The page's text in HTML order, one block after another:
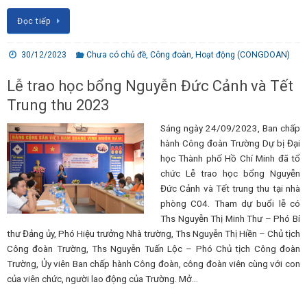
Đọc tiếp
30/12/2023 Chưa có chủ đề ,Công đoàn ,Hoạt động (CONGDOAN)
Lễ trao học bổng Nguyễn Đức Cảnh và Tết
Trung thu 2023
Sáng ngày 24/09/2023, Ban chấp
hành Công đoàn Trường Dự bị Đại
học Thành phố Hồ Chí Minh đã tổ
chức Lễ trao học bổng Nguyễn
Đức Cảnh và Tết trung thu tại nhà
phòng C04. Tham dự buổi lễ có
Ths Nguyễn Thị Minh Thư – Phó Bí
thư Đảng ủy, Phó Hiệu trưởng Nhà trường, Ths Nguyễn Thị Hiền – Chủ tịch
Công đoàn Trường, Ths Nguyễn Tuấn Lộc – Phó Chủ tịch Công đoàn
Trường, Ủy viên Ban chấp hành Công đoàn, công đoàn viên cùng với con
của viên chức, người lao động của Trường. Mở…